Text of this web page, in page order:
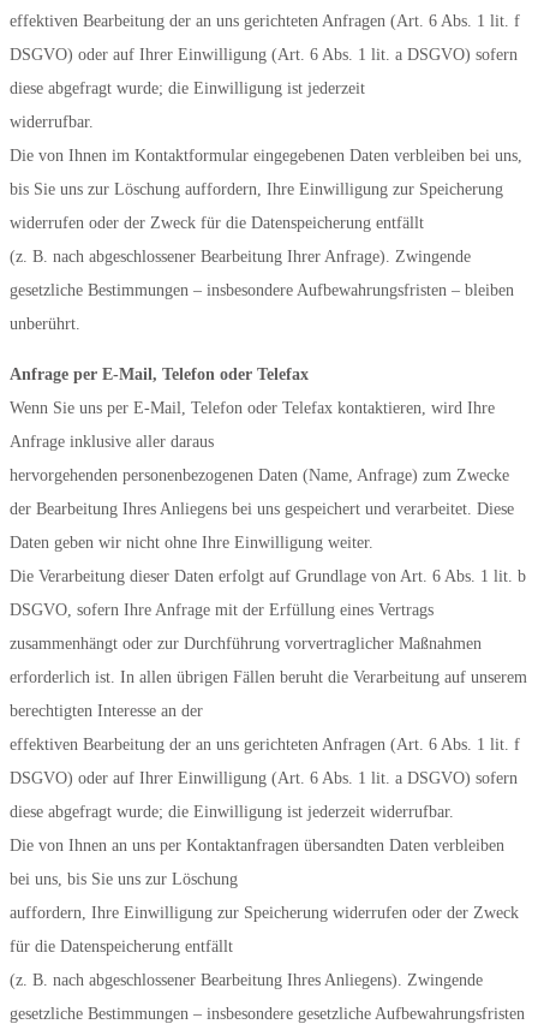
effektiven Bearbeitung der an uns gerichteten Anfragen (Art. 6 Abs. 1 lit. f
DSGVO) oder auf Ihrer Einwilligung (Art. 6 Abs. 1 lit. a DSGVO) sofern
diese abgefragt wurde; die Einwilligung ist jederzeit
widerrufbar.
Die von Ihnen im Kontaktformular eingegebenen Daten verbleiben bei uns,
bis Sie uns zur Löschung auffordern, Ihre Einwilligung zur Speicherung
widerrufen oder der Zweck für die Datenspeicherung entfällt
(z. B. nach abgeschlossener Bearbeitung Ihrer Anfrage). Zwingende
gesetzliche Bestimmungen – insbesondere Aufbewahrungsfristen – bleiben
unberührt.
Anfrage per E-Mail, Telefon oder Telefax
Wenn Sie uns per E-Mail, Telefon oder Telefax kontaktieren, wird Ihre
Anfrage inklusive aller daraus
hervorgehenden personenbezogenen Daten (Name, Anfrage) zum Zwecke
der Bearbeitung Ihres Anliegens bei uns gespeichert und verarbeitet. Diese
Daten geben wir nicht ohne Ihre Einwilligung weiter.
Die Verarbeitung dieser Daten erfolgt auf Grundlage von Art. 6 Abs. 1 lit. b
DSGVO, sofern Ihre Anfrage mit der Erfüllung eines Vertrags
zusammenhängt oder zur Durchführung vorvertraglicher Maßnahmen
erforderlich ist. In allen übrigen Fällen beruht die Verarbeitung auf unserem
berechtigten Interesse an der
effektiven Bearbeitung der an uns gerichteten Anfragen (Art. 6 Abs. 1 lit. f
DSGVO) oder auf Ihrer Einwilligung (Art. 6 Abs. 1 lit. a DSGVO) sofern
diese abgefragt wurde; die Einwilligung ist jederzeit widerrufbar.
Die von Ihnen an uns per Kontaktanfragen übersandten Daten verbleiben
bei uns, bis Sie uns zur Löschung
auffordern, Ihre Einwilligung zur Speicherung widerrufen oder der Zweck
für die Datenspeicherung entfällt
(z. B. nach abgeschlossener Bearbeitung Ihres Anliegens). Zwingende
gesetzliche Bestimmungen – insbesondere gesetzliche Aufbewahrungsfristen